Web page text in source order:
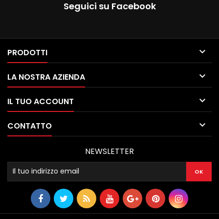
Seguici su Facebook
PRODOTTI 
LA NOSTRA AZIENDA 
IL TUO ACCOUNT 
CONTATTO 
NEWSLETTER